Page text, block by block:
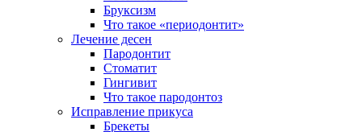
Бруксизм
Что такое «периодонтит»
Лечение десен
Пародонтит
Стоматит
Гингивит
Что такое пародонтоз
Исправление прикуса
Брекеты